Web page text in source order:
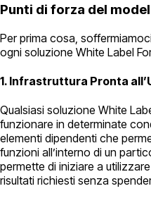
Punti di forza del
Per prima cosa,
ogni soluzione White Label
1. Infrastruttura Pronta
Qualsiasi soluzione White
funzionare in determinate
elementi dipendenti che
funzioni all’interno di un
permette di iniziare a
risultati richiesti senza